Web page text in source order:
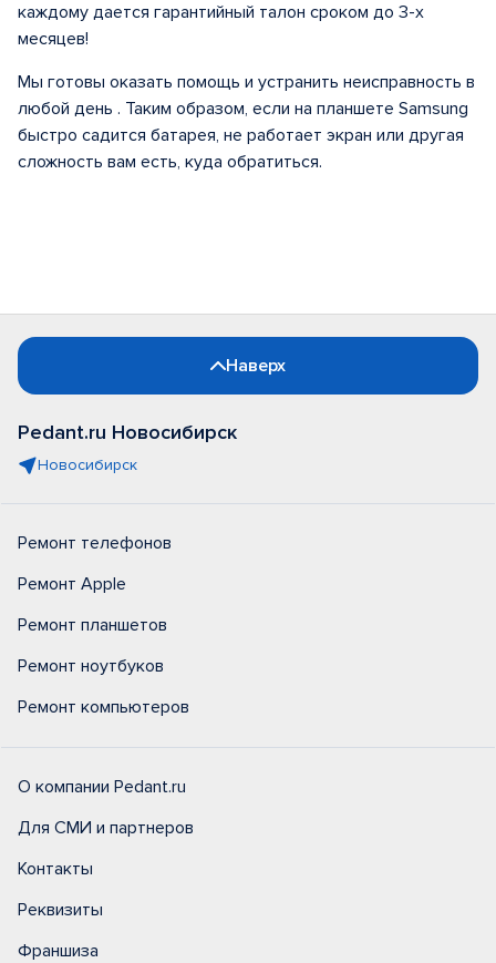
каждому дается гарантийный талон сроком до 3-х
месяцев!
Мы готовы оказать помощь и устранить неисправность в
любой день . Таким образом, если на планшете Samsung
быстро садится батарея, не работает экран или другая
сложность вам есть, куда обратиться.
Наверх
Pedant.ru Новосибирск
Новосибирск
Ремонт телефонов
Ремонт Apple
Ремонт планшетов
Ремонт ноутбуков
Ремонт компьютеров
О компании Pedant.ru
Для СМИ и партнеров
Контакты
Реквизиты
Франшиза